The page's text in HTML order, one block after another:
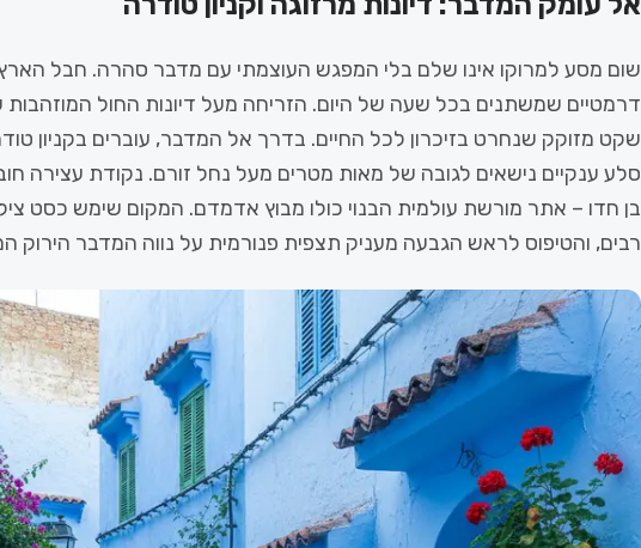
שום מסע למרוקו אינו שלם בלי המפגש העוצמתי עם מדבר סהרה. חבל הארץ
דרמטיים שמשתנים בכל שעה של היום. הזריחה מעל דיונות החול
שקט מזוקק שנחרט בזיכרון לכל החיים. בדרך אל המדבר, עוברים בקניון
סלע ענקיים נישאים לגובה של מאות מטרים מעל נחל זורם. נקודת עצירה
בן חדו – אתר מורשת עולמית הבנוי כולו מבוץ אדמדם. המקום שימש כסט
רבים, והטיפוס לראש הגבעה מעניק תצפית פנורמית על נווה המדבר הירוק